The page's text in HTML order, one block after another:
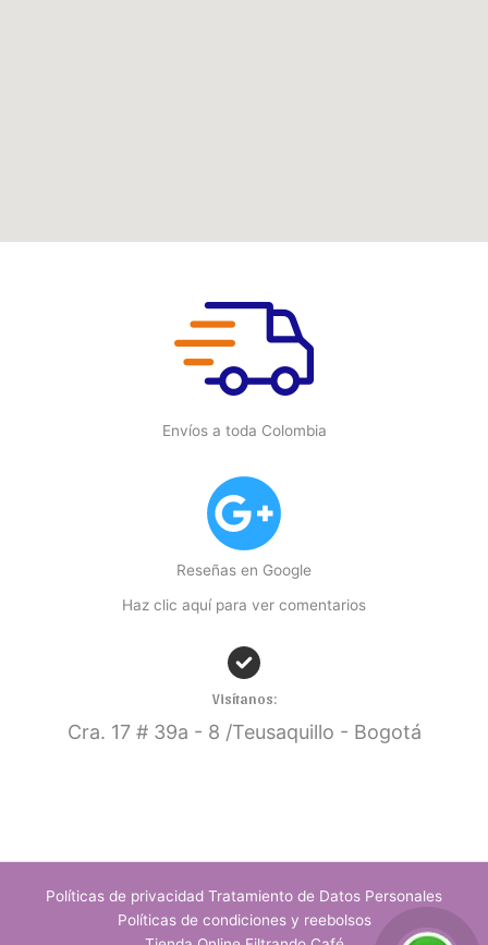
Envíos a toda Colombia
Reseñas en Google
Haz clic aquí para ver comentarios
Visítanos:
Cra. 17# 39a - 8 /Teusaquillo - Bogotá
Políticas de privacidad Tratamiento de Datos Personales
Políticas de condiciones y reebolsos